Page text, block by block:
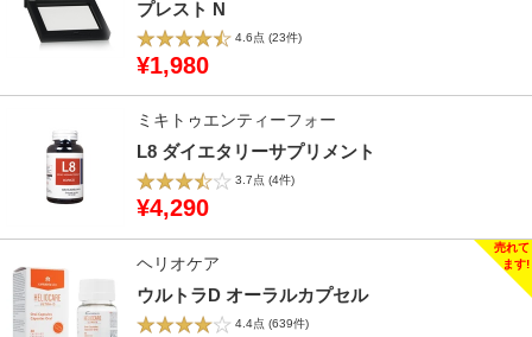
プレスト N
4.6点 (23件)
¥1,980
ミキトゥエンティーフォー
L8 ダイエタリーサプリメント
3.7点 (4件)
¥4,290
ヘリオケア
ウルトラD オーラルカプセル
4.4点 (639件)